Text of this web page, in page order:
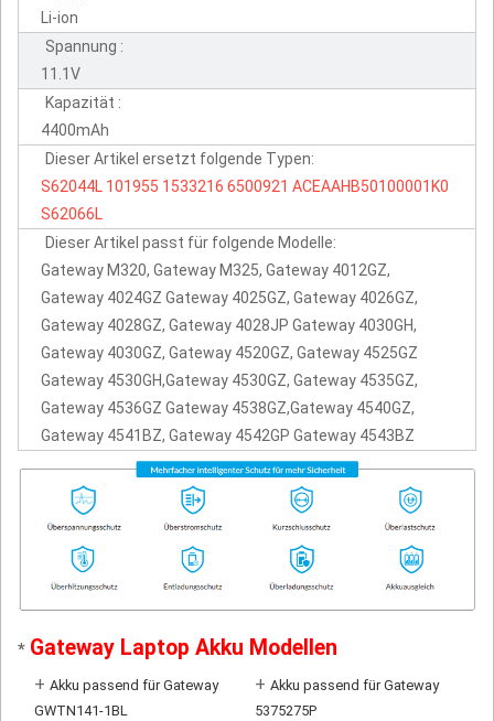
Li-ion
Spannung :
11.1V
Kapazität :
4400mAh
Dieser Artikel ersetzt folgende Typen:
S62044L 101955 1533216 6500921 ACEAAHB50100001K0
S62066L
Dieser Artikel passt für folgende Modelle:
Gateway M320, Gateway M325, Gateway 4012GZ,
Gateway 4024GZ Gateway 4025GZ, Gateway 4026GZ,
Gateway 4028GZ, Gateway 4028JP Gateway 4030GH,
Gateway 4030GZ, Gateway 4520GZ, Gateway 4525GZ
Gateway 4530GH,Gateway 4530GZ, Gateway 4535GZ,
Gateway 4536GZ Gateway 4538GZ,Gateway 4540GZ,
Gateway 4541BZ, Gateway 4542GP Gateway 4543BZ
* Gateway Laptop Akku Modellen
+ Akku passend für Gateway
GWTN141-1BL
+ Akku passend für Gateway
5375275P